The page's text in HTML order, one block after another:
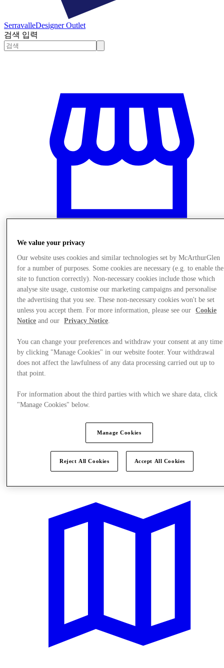
SerravalleDesigner Outlet
검색 입력
저장
We value your privacy
Our website uses cookies and similar technologies set by McArthurGlen
for a number of purposes. Some cookies are necessary (e.g. to enable the
site to function correctly). Non-necessary cookies include those which
analyse site usage, customise our marketing campaigns and personalise
the advertising that you see. These non-necessary cookies won't be set
unless you accept them. For more information, please see our
Cookie
Notice and our Privacy Notice
You can change your preferences and withdraw your consent at any time
by clicking "Manage Cookies" in our website footer. Your withdrawal
does not affect the lawfulness of any data processing carried out up to
that point.
For information about the third parties with which we share data, click
"Manage Cookies" below.
Manage Cookies
Reject All Cookies Accept All Cookies